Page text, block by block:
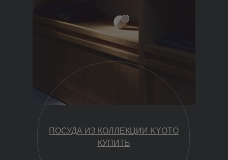
ПОСУДА ИЗ КОЛЛЕКЦИИ KYOTO
КУПИТЬ